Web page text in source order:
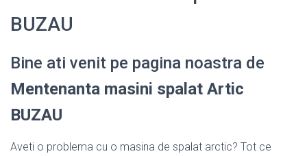
BUZAU
Bine ati venit pe pagina noastra de
Mentenanta masini spalat Artic
BUZAU
Aveti o problema cu o masina de spalat arctic? Tot ce